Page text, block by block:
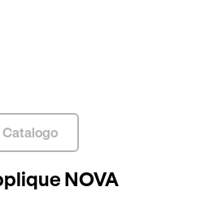
Catalogo
NOVA